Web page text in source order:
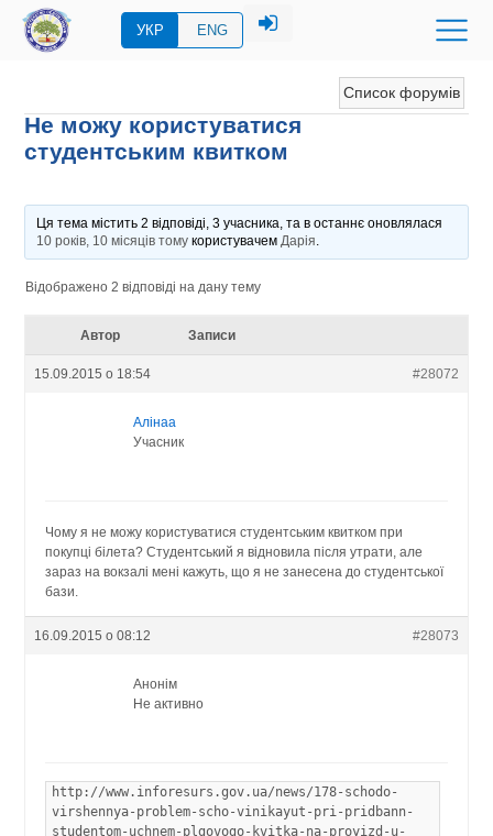
УКР ENG
Список форумів
Не можу користуватися
студентським квитком
Ця тема містить 2 відповіді, 3 учасника, та в останнє оновлялася
10 років, 10 місяців томукористувачем Дарія
Відображено 2 відповіді на дану тему
Автор Записи
15.09.2015 о 18:54 #28072
Алінаа
Учасник
Чому я не можу користуватися студентським квитком при
покупці білета? Студентський я відновила після утрати, але
зараз на вокзалі мені кажуть, що я не занесена до студентської
бази.
16.09.2015 о 08:12 #28073
Анонім
Не активно
http://www.inforesurs.gov.ua/news/178-schodo-
virshennya-problem-scho-vinikayut-pri-pridbann-
studentom-uchnem-plgovogo-kvitka-na-proyizd-u-